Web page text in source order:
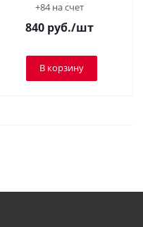
+84 на счет
840 руб./шт
В корзину